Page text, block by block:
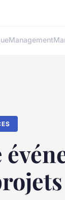
Management